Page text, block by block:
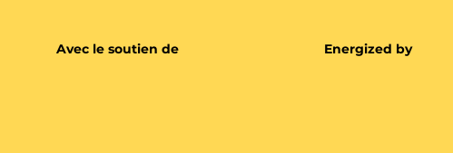
Avec le soutien de Energized by